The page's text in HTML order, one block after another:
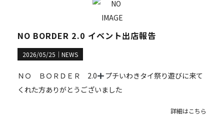
NO BORDER 2.0 イベント出店報告
2026/05/25｜ NEWS
ＮＯ ＢＯＲＤＥＲ 2.0
プチいわきタイ祭り遊びに来て
くれた方ありがとうございました
詳細はこちら